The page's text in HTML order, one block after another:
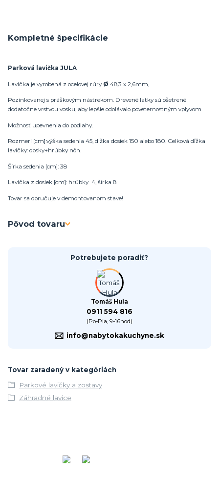
Kompletné špecifikácie
Parková lavička JULA
Lavička je vyrobená z ocelovej rúry Ø 48,3 x 2,6mm,
Pozinkovanej s práškovým nástrekom. Drevené latky sú ošetrené
dodatočne vrstvou vosku, aby lepšie odolávalo poveternostným vplyvom.
Možnosť upevnenia do podlahy.
Rozmeri [cm]:výška sedenia 45, dľžka dosiek 150 alebo 180. Celková dľžka
lavičky: dosky+hrúbky nôh.
Šírka sedenia [cm]: 38
Lavička z dosiek [cm]: hrúbky 4, šírka 8
Tovar sa doručuje v demontovanom stave!
Pôvod tovaru
Potrebujete poradiť?
Tomáš Hula
0911 594 816
(Po-Pia, 9-16hod)
info@nabytokakuchyne.sk
Tovar zaradený v kategóriách
Parkové lavičky a zostavy
Záhradné lavice